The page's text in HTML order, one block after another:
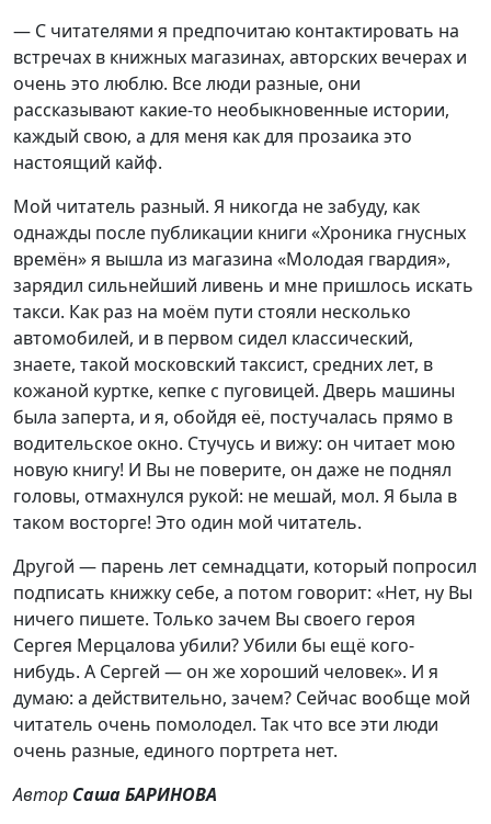
— С читателями я предпочитаю контактировать на
встречах в книжных магазинах, авторских вечерах и
очень это люблю. Все люди разные, они
рассказывают какие-то необыкновенные истории,
каждый свою, а для меня как для прозаика это
настоящий кайф.
Мой читатель разный. Я никогда не забуду, как
однажды после публикации книги «Хроника гнусных
времён» я вышла из магазина «Молодая гвардия»,
зарядил сильнейший ливень и мне пришлось искать
такси. Как раз на моём пути стояли несколько
автомобилей, и в первом сидел классический,
знаете, такой московский таксист, средних лет, в
кожаной куртке, кепке с пуговицей. Дверь машины
была заперта, и я, обойдя её, постучалась прямо в
водительское окно. Стучусь и вижу: он читает мою
новую книгу! И Вы не поверите, он даже не поднял
головы, отмахнулся рукой: не мешай, мол. Я была в
таком восторге! Это один мой читатель.
Другой — парень лет семнадцати, который попросил
подписать книжку себе, а потом говорит: «Нет, ну Вы
ничего пишете. Только зачем Вы своего героя
Сергея Мерцалова убили? Убили бы ещё кого-
нибудь. А Сергей — он же хороший человек». И я
думаю: а действительно, зачем? Сейчас вообще мой
читатель очень помолодел. Так что все эти люди
очень разные, единого портрета нет.
Автор Саша БАРИНОВА